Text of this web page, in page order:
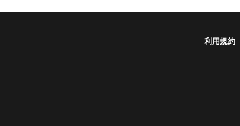
利用規約